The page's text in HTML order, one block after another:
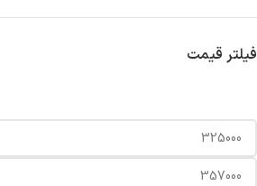
فیلتر قیمت